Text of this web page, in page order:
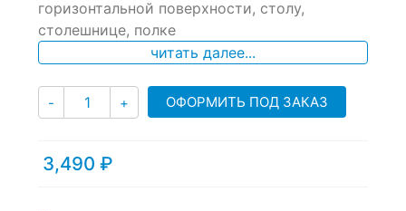
горизонтальной поверхности, столу,
столешнице, полке
читать далее...
- Количество
+ ОФОРМИТЬ ПОД ЗАКАЗ
3,490 ₽